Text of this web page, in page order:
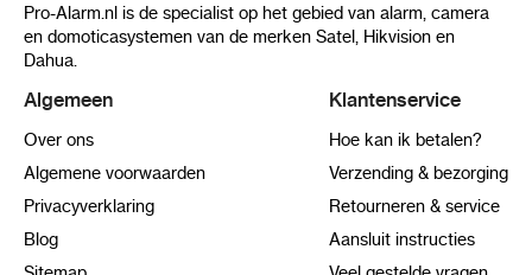
Pro-Alarm.nl is de specialist op het gebied van alarm, camera
en domoticasystemen van de merken Satel, Hikvision en
Dahua.
Algemeen
Over ons
Algemene voorwaarden
Privacyverklaring
Blog
Klantenservice
Hoe kan ik betalen?
Verzending & bezorging
Retourneren & service
Aansluit instructies